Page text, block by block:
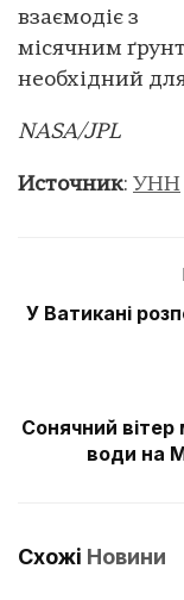
взаємодіє з
місячним
необхідний
NASA/JPL
Источник: УНН
У Ватикані
Сонячний
води на
Схожі Новини